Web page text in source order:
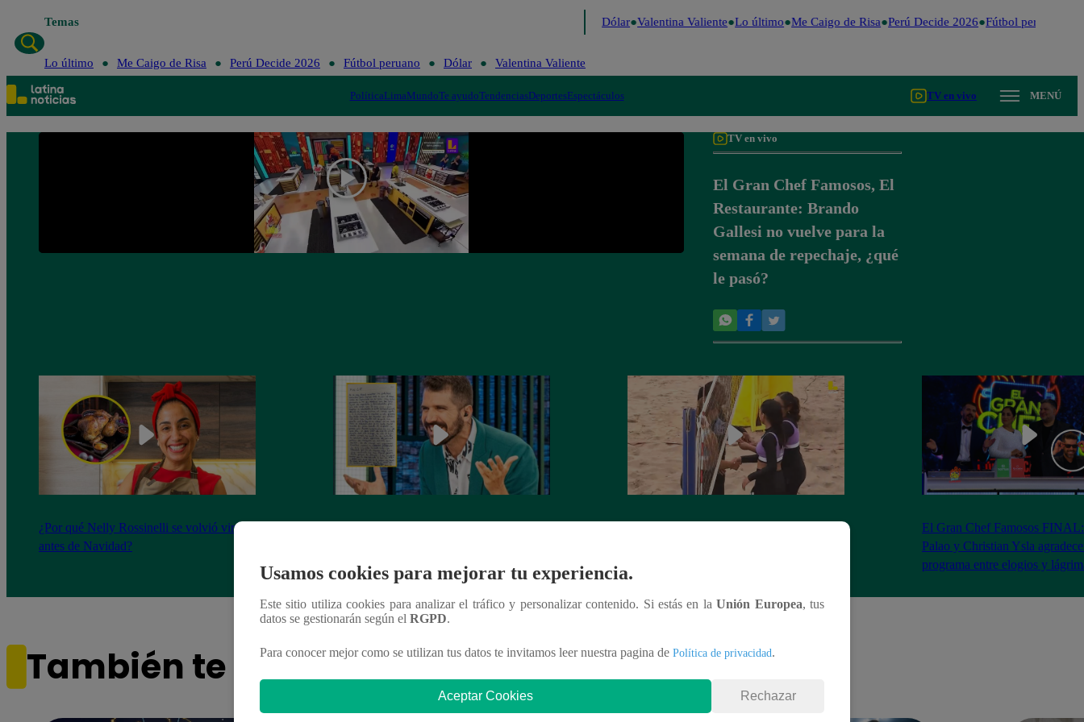
Temas Dólar Valentina Valiente Lo último Me Caigo de Risa Perú Decide 2026 Fútbol peruano
Lo último Me Caigo de Risa Perú Decide 2026 Fútbol peruano Dólar Valentina Valiente
PolíticaLimaMundoTe ayudoTendenciasDeportesEspectáculos TV en vivo MENÚ
TV en vivo
El Gran Chef Famosos, El
Restaurante: Brando
Gallesi no vuelve para la
semana de repechaje, ¿qué
le pasó?
¿Por qué Nelly Rossinelli se volvió viral
antes de Navidad?
El Gran Chef Famosos
Palao y Christian Ysla
programa entre elogios y
También te puede interesar
Usamos cookies para mejorar tu experiencia.
Este sitio utiliza cookies para analizar el tráfico y personalizar contenido. Si estás en laUnión Europea, tus
datos se gestionarán según el RGPD.
Para conocer mejor como se utilizan tus datos te invitamos leer nuestra pagina de Política de privacidad.
Aceptar Cookies Rechazar